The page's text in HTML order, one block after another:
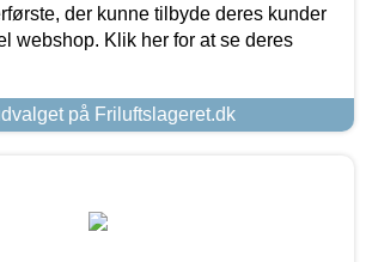
der kunne tilbyde deres kunder
webshop. Klik her for at se deres
på Friluftslageret.dk